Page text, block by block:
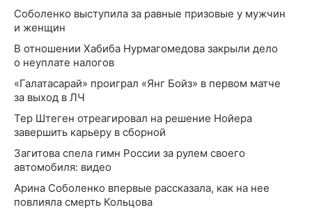
Соболенко выступила за равные призовые у мужчин
и женщин
В отношении Хабиба Нурмагомедова закрыли дело
о неуплате налогов
«Галатасарай» проиграл «Янг Бойз» в первом матче
за выход в ЛЧ
Тер Штеген отреагировал на решение Нойера
завершить карьеру в сборной
Загитова спела гимн России за рулем своего
автомобиля: видео
Арина Соболенко впервые рассказала, как на нее
повлияла смерть Кольцова